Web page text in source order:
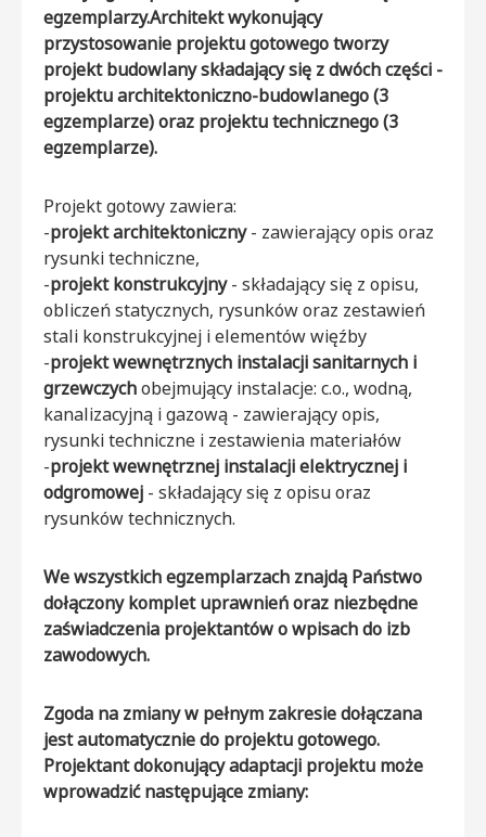
egzemplarzy.Architekt wykonujący
przystosowanie projektu gotowego tworzy
projekt budowlany składający się z dwóch części -
projektu architektoniczno-budowlanego (3
egzemplarze) oraz projektu technicznego (3
egzemplarze).
Projekt gotowy zawiera:
-projekt architektoniczny- zawierający opis oraz
rysunki techniczne,
-projekt konstrukcyjny- składający się z opisu,
obliczeń statycznych, rysunków oraz zestawień
stali konstrukcyjnej i elementów więźby
-projekt wewnętrznych instalacji sanitarnych i
grzewczychobejmujący instalacje: c.o., wodną,
kanalizacyjną i gazową - zawierający opis,
rysunki techniczne i zestawienia materiałów
-projekt wewnętrznej instalacji elektrycznej i
odgromowej - składający się z opisu oraz
rysunków technicznych.
We wszystkich egzemplarzach znajdą Państwo
dołączony komplet uprawnień oraz niezbędne
zaświadczenia projektantów o wpisach do izb
zawodowych.
Zgoda na zmiany w pełnym zakresie dołączana
jest automatycznie do projektu gotowego.
Projektant dokonujący adaptacji projektu może
wprowadzić następujące zmiany: